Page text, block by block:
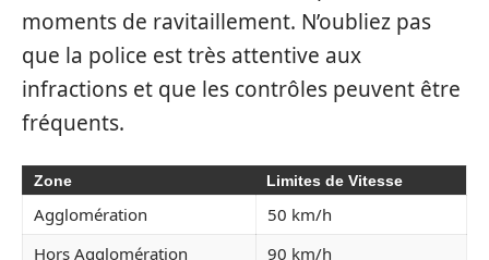
moments de ravitaillement. N’oubliez pas
que la police est très attentive aux
infractions et que les contrôles peuvent être
fréquents.
Zone Limites de Vitesse
Agglomération
50 km/h
Hors Agglomération
90 km/h